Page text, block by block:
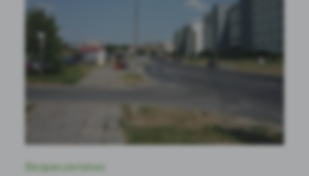
Bezpieczeństwo